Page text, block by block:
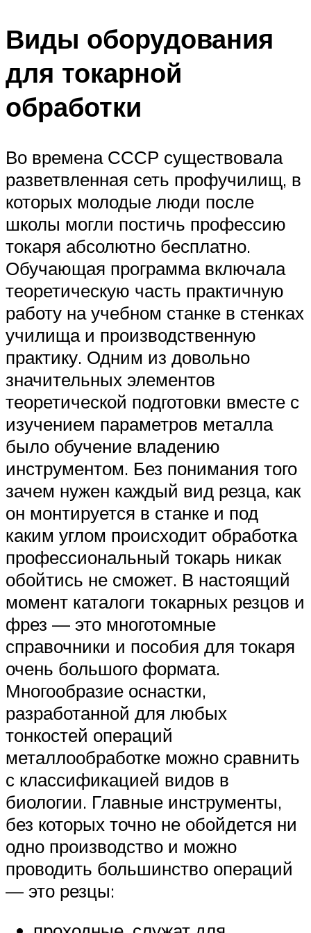
Виды оборудования
для токарной
обработки
Во времена СССР существовала
разветвленная сеть профучилищ, в
которых молодые люди после
школы могли постичь профессию
токаря абсолютно бесплатно.
Обучающая программа включала
теоретическую часть практичную
работу на учебном станке в стенках
училища и производственную
практику. Одним из довольно
значительных элементов
теоретической подготовки вместе с
изучением параметров металла
было обучение владению
инструментом. Без понимания того
зачем нужен каждый вид резца, как
он монтируется в станке и под
каким углом происходит обработка
профессиональный токарь никак
обойтись не сможет. В настоящий
момент каталоги токарных резцов и
фрез — это многотомные
справочники и пособия для токаря
очень большого формата.
Многообразие оснастки,
разработанной для любых
тонкостей операций
металлообработке можно сравнить
с классификацией видов в
биологии. Главные инструменты,
без которых точно не обойдется ни
одно производство и можно
проводить большинство операций
— это резцы: